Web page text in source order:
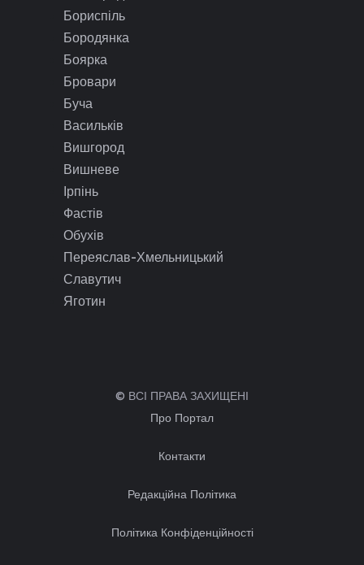
Бориспіль
Бородянка
Боярка
Бровари
Буча
Васильків
Вишгород
Вишневе
Ірпінь
Фастів
Обухів
Переяслав-Хмельницький
Славутич
Яготин
© ВСІ ПРАВА ЗАХИЩЕНІ
Про Портал
Контакти
Редакційна Політика
Політика Конфіденційності